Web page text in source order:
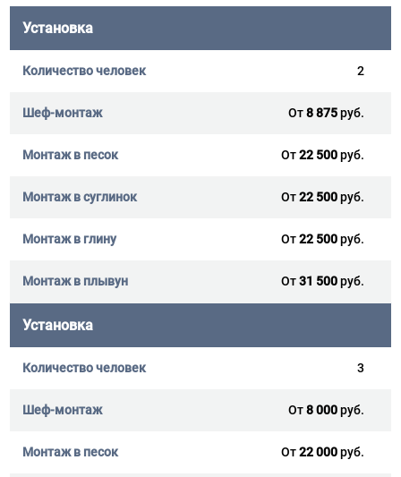
Установка
2
От8 875руб.
От22 500руб.
От22 500руб.
От22 500руб.
От31 500руб.
Установка
3
От8 000руб.
От22 000руб.